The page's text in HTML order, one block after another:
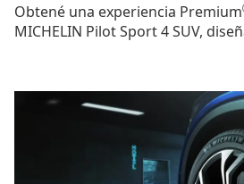
Obtené una experiencia Premium
MICHELIN Pilot Sport 4 SUV,
la reducción del ruido. Diseño de
rodamiento y estructura
ruido y mejorar el confort, a vos
encantará el rendimiento de